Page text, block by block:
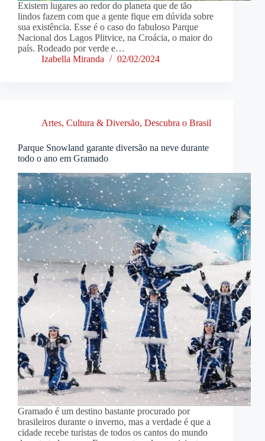
Existem lugares ao redor do planeta que de tão
lindos fazem com que a gente fique em dúvida sobre
sua existência. Esse é o caso do fabuloso Parque
Nacional dos Lagos Plitvice, na Croácia, o maior do
país. Rodeado por verde e…
Izabella Miranda
02/02/2024
Artes, Cultura & Diversão, Descubra o Brasil
Parque Snowland garante diversão na neve durante
todo o ano em Gramado
Gramado é um destino bastante procurado por
brasileiros durante o inverno, mas a verdade é que a
cidade recebe turistas de todos os cantos do mundo